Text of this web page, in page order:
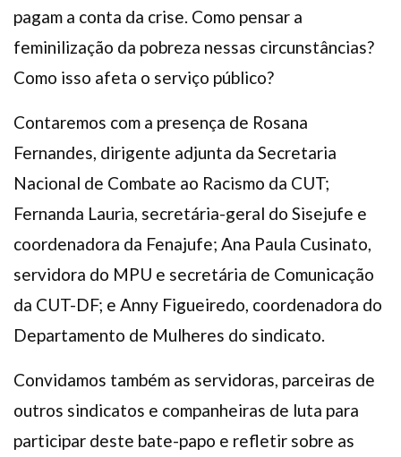
pagam a conta da crise. Como pensar a
feminilização da pobreza nessas circunstâncias?
Como isso afeta o serviço público?
Contaremos com a presença de Rosana
Fernandes, dirigente adjunta da Secretaria
Nacional de Combate ao Racismo da CUT;
Fernanda Lauria, secretária-geral do Sisejufe e
coordenadora da Fenajufe; Ana Paula Cusinato,
servidora do MPU e secretária de Comunicação
da CUT-DF; e Anny Figueiredo, coordenadora do
Departamento de Mulheres do sindicato.
Convidamos também as servidoras, parceiras de
outros sindicatos e companheiras de luta para
participar deste bate-papo e refletir sobre as